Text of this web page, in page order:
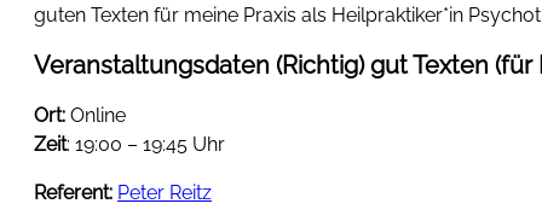
guten Texten für meine Praxis als Heilpraktiker*in
Veranstaltungsdaten (Richtig) gut Texten (für
Ort: Online
Zeit: 19:00 – 19:45 Uhr
Referent: Peter Reitz